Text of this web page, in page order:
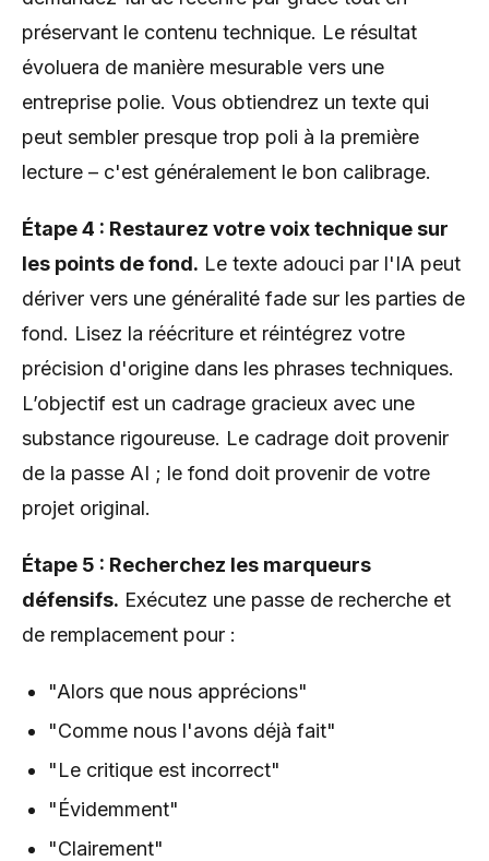
préservant le contenu technique. Le résultat
évoluera de manière mesurable vers une
entreprise polie. Vous obtiendrez un texte qui
peut sembler presque trop poli à la première
lecture – c'est généralement le bon calibrage.
Étape 4 : Restaurez votre voix technique sur
les points de fond. Le texte adouci par l'IA peut
dériver vers une généralité fade sur les parties de
fond. Lisez la réécriture et réintégrez votre
précision d'origine dans les phrases techniques.
L’objectif est un cadrage gracieux avec une
substance rigoureuse. Le cadrage doit provenir
de la passe AI ; le fond doit provenir de votre
projet original.
Étape 5 : Recherchez les marqueurs
défensifs. Exécutez une passe de recherche et
de remplacement pour :
"Alors que nous apprécions"
"Comme nous l'avons déjà fait"
"Le critique est incorrect"
"Évidemment"
"Clairement"